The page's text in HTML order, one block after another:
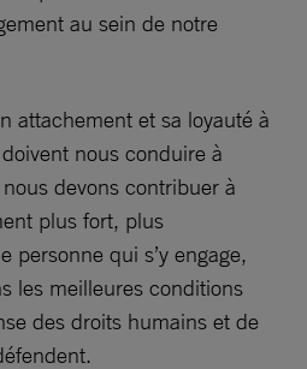
au sein de notre
attachement et sa loyauté à
nous conduire à
devons contribuer à
plus fort, plus
personne qui s’y engage,
les meilleures conditions
des droits humains et de